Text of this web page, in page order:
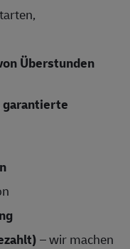
Überstunden
– wir machen